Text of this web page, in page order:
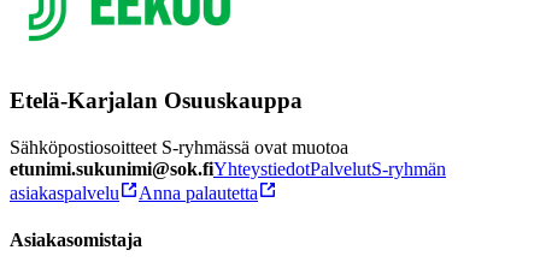
Etelä-Karjalan Osuuskauppa
Sähköpostiosoitteet S-ryhmässä ovat muotoa
etunimi.sukunimi@sok.fiYhteystiedotPalvelutS-ryhmän
asiakaspalvelu
Anna palautetta
Asiakasomistaja